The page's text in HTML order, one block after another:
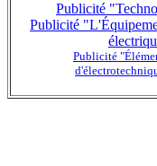
Publicité
Publicité
Publicité